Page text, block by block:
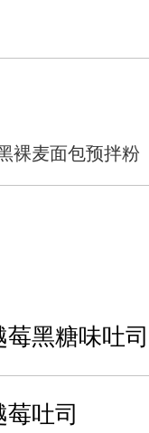
裸麦面包预拌粉
黑糖味吐司
吐司